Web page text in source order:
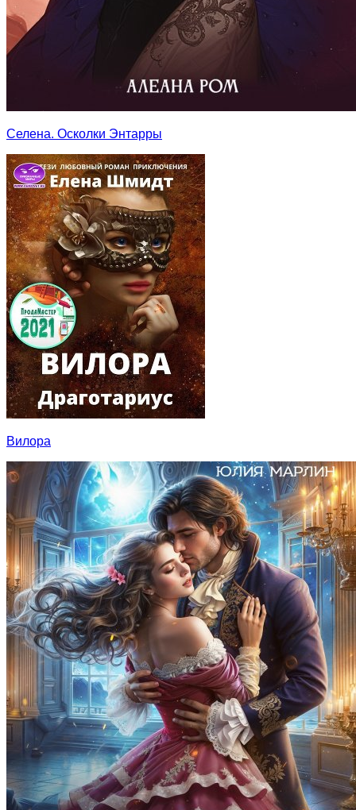
Селена. Осколки Энтарры
Вилора